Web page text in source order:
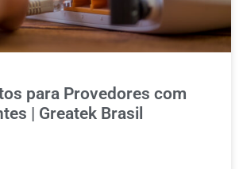
para Provedores com
| Greatek Brasil